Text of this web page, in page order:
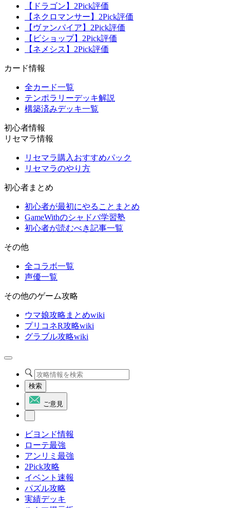
【ドラゴン】2Pick評価
【ネクロマンサー】2Pick評価
【ヴァンパイア】2Pick評価
【ビショップ】2Pick評価
【ネメシス】2Pick評価
カード情報
全カード一覧
テンポラリーデッキ解説
構築済みデッキ一覧
初心者情報
リセマラ情報
リセマラ購入おすすめパック
リセマラのやり方
初心者まとめ
初心者が最初にやることまとめ
GameWithのシャドバ学習塾
初心者が読むべき記事一覧
その他
全コラボ一覧
声優一覧
その他のゲーム攻略
ウマ娘攻略まとめwiki
プリコネR攻略wiki
グラブル攻略wiki
検索
ご意見
ビヨンド情報
ローテ最強
アンリミ最強
2Pick攻略
イベント速報
パズル攻略
実績デッキ